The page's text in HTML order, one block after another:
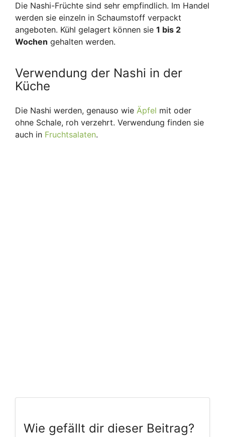
Die Nashi-Früchte sind sehr empfindlich. Im Handel
werden sie einzeln in Schaumstoff verpackt
angeboten. Kühl gelagert können sie 1 bis 2
Wochen gehalten werden.
Verwendung der Nashi in der
Küche
Die Nashi werden, genauso wie Äpfel mit oder
ohne Schale, roh verzehrt. Verwendung finden sie
auch in Fruchtsalaten.
Wie gefällt dir dieser Beitrag?